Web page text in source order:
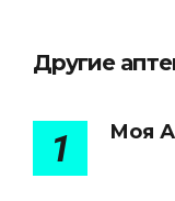
Другие
1 Моя